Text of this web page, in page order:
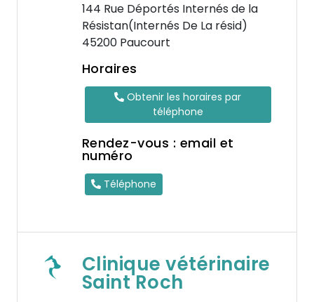
144 Rue Déportés Internés de la
Résistan(Internés De La résid)
45200 Paucourt
Horaires
Obtenir les horaires par
téléphone
Rendez-vous : email et
numéro
Téléphone
Clinique vétérinaire
Saint Roch